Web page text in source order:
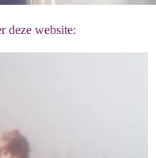
deze website: